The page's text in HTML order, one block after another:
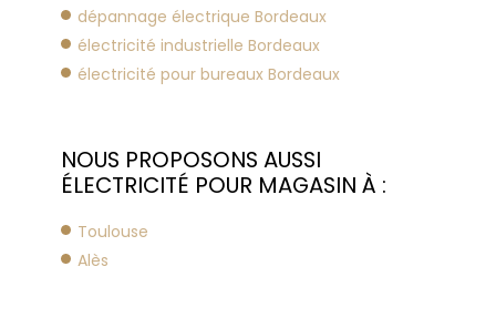
dépannage électrique Bordeaux
électricité industrielle Bordeaux
électricité pour bureaux Bordeaux
NOUS PROPOSONS AUSSI
ÉLECTRICITÉ POUR MAGASIN À :
Toulouse
Alès